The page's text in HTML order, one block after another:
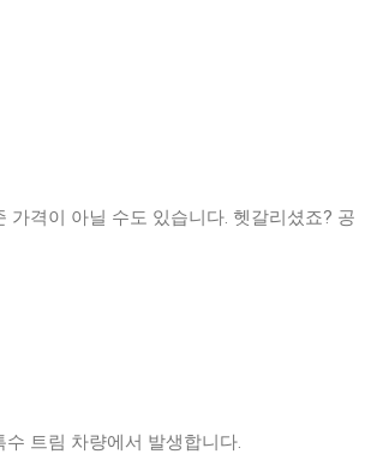
격이 아닐 수도 있습니다. 헷갈리셨죠? 공
트림 차량에서 발생합니다.